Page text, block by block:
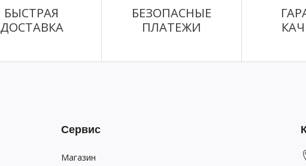
БЫСТРАЯ
ДОСТАВКА
БЕЗОПАСНЫЕ
ПЛАТЕЖИ
Сервис
Магазин